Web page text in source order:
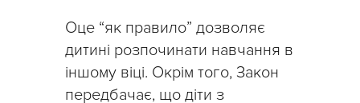
Оце “як правило” дозволяє
дитині розпочинати навчання в
іншому віці. Окрім того, Закон
передбачає, що діти з